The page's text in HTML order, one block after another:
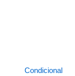
Condicional